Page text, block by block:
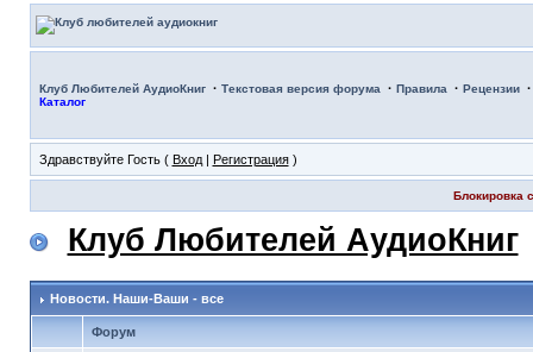
Клуб Любителей АудиоКниг· Текстовая версия форума · Правила · Рецензии
Каталог
Здравствуйте Гость ( Вход| Регистрация)
Блокировка
Клуб Любителей АудиоКниг
Новости. Наши-Ваши - все
Форум